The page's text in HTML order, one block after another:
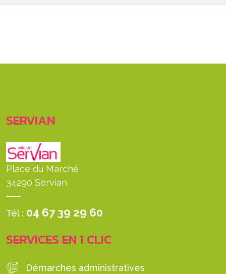
SERVIAN
Place du Marché
34290 Servian
Tél : 04 67 39 29 60
SERVICES EN 1 CLIC
Démarches administratives